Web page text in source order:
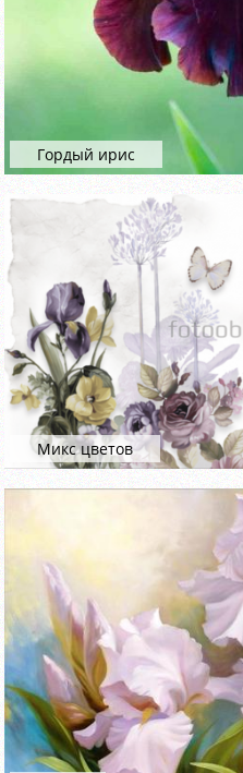
Гордый ирис
Микс цветов